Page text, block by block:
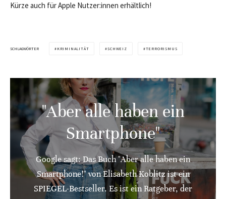
Kürze auch für Apple Nutzer:innen erhältlich!
SCHLAGWÖRTER KRIMINALITÄT SCHWEIZ TERRORISMUS
"Aber alle haben ein
Smartphone"
Google sagt: Das Buch "Aber alle haben ein
Smartphone!" von Elisabeth Koblitz ist ein
SPIEGEL-Bestseller. Es ist ein Ratgeber, der